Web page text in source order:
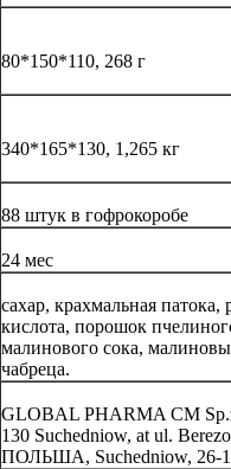
80*150*110, 268 г
340*165*130, 1,265 кг
88 штук в гофрокоробе
24 мес
сахар, крахмальная
кислота, порошок
малинового сока,
чабреца.
GLOBAL PHARMA CM
130 Suchedniow, at ul.
ПОЛЬША, Suchedniow, 26-